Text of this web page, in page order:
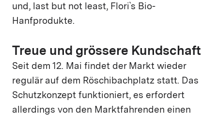
und, last but not least, Flori`s Bio-
Hanfprodukte.
Treue und grössere Kundschaft
Seit dem 12. Mai findet der Markt wieder
regulär auf dem Röschibachplatz statt. Das
Schutzkonzept funktioniert, es erfordert
allerdings von den Marktfahrenden einen